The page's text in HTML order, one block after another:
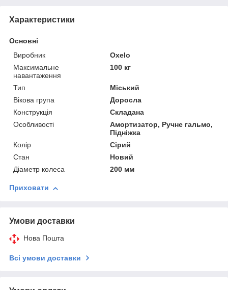
Характеристики
Основні
Виробник
Oxelo
Максимальне
навантаження
100 кг
Тип
Міський
Вікова група
Доросла
Конструкція
Складана
Особливості
Амортизатор, Ручне гальмо,
Підніжка
Колір
Сірий
Стан
Новий
Діаметр колеса
200 мм
Приховати
Умови доставки
Нова Пошта
Всі умови доставки